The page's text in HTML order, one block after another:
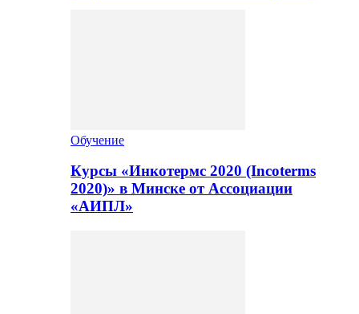
Обучение
Курсы «Инкотермс 2020 (Incoterms
2020)» в Минске от Ассоциации
«АИПЛ»